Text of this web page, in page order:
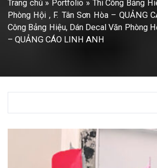
Trang chủ » Portfolio » Thi Công Bảng
Phòng Hội , F. Tân Sơn Hòa – QUẢNG
Công Bảng Hiệu, Dán Decal Văn Phòng
– QUẢNG CÁO LINH ANH